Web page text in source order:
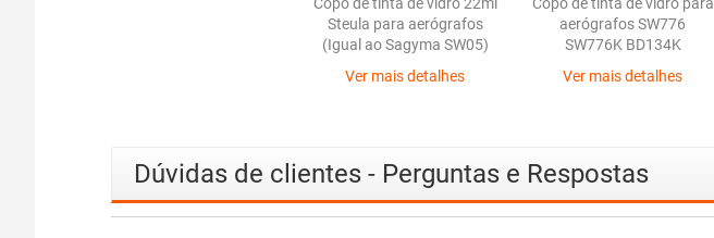
Copo de tinta de vidro 22ml
Steula para aerógrafos
(Igual ao Sagyma SW05)
Ver mais detalhes
Copo de tinta de vidro para
aerógrafos SW776
SW776K BD134K
Ver mais detalhes
Dúvidas de clientes - Perguntas e Respostas